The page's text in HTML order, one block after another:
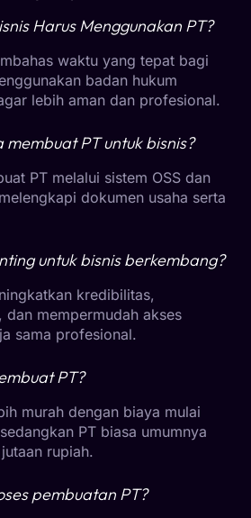
Harus Menggunakan PT?
waktu yang tepat bagi
badan hukum
lebih aman dan profesional.
PT untuk bisnis?
PT melalui sistem OSS dan
dokumen usaha serta
untuk bisnis berkembang?
kredibilitas,
dan mempermudah akses
sama profesional.
PT?
murah dengan biaya mulai
PT biasa umumnya
rupiah.
pembuatan PT?